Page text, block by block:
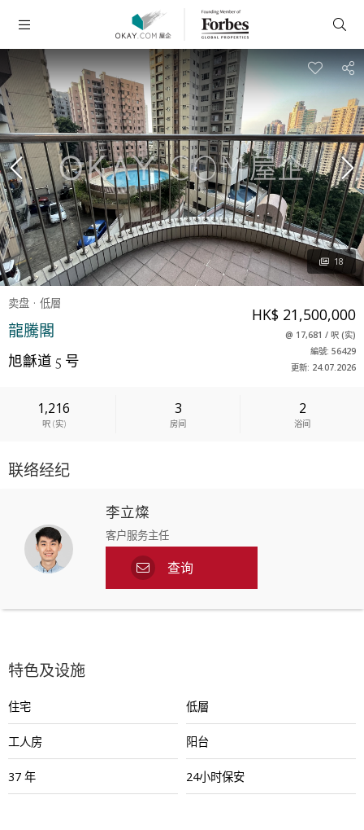
卖盘 低層
龍騰閣
旭龢道 5 号
HK$ 21,500,000
@ 17,681 / 呎(实)
編號: 56429
更新: 24.07.2026
1,216
呎(实)
3
房间
2
浴间
18
联络经纪
李立燦
客户服务主任
查询
特色及设施
住宅 低層
工人房 阳台
37 年 24小时保安